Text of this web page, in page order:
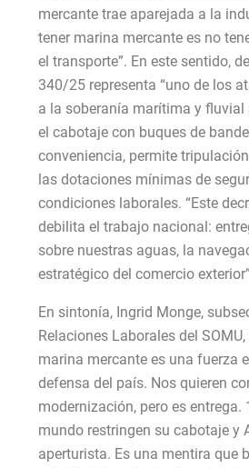
mercante trae aparejada a la
tener marina mercante es no
el transporte”. En este sentido,
340/25 representa “uno de los
a la soberanía marítima y fluvial
el cabotaje con buques de
conveniencia, permite
las dotaciones mínimas de
condiciones laborales. “Este
debilita el trabajo nacional:
sobre nuestras aguas, la
estratégico del comercio
En sintonía, Ingrid Monge,
Relaciones Laborales del
marina mercante es una fuerza
defensa del país. Nos quieren
modernización, pero es entrega.
mundo restringen su cabotaje y
aperturista. Es una mentira que